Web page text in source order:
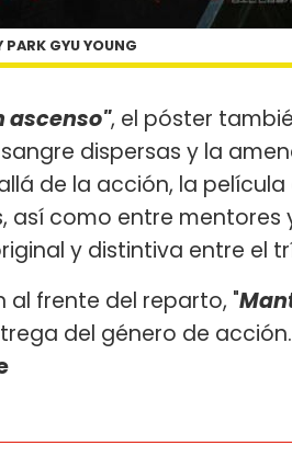
GYU YOUNG
ascenso", el póster
dispersas y la
de la acción, la película
así como entre mentores
y distintiva entre el
al frente del reparto, "
del género de acción.